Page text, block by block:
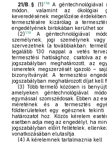
21/B. § (1) 118A géntechnológiával
módon, valamint az ökológiai
keveredésének megelőzése
termesztésére kizárólag a
engedélyének birtokában kerülhet sor.
(2) 119
A géntechnológiával
személynek, jogi személynek
szervezetnek (a továbbiakban:
legalább 130 nappal a vetés
termesztési hatósághoz, csatolva az
jogszabályban meghatározott, az
ismeretek megszerzését igazoló –
bizonyítványát. A termesztési
jogszabályban meghatározott díjat kell
(3) Több termelő közösen is
amelyeken géntechnológiával
egymással szomszédosak. Ebben az
méretének és a termesztés
földterületeket egy egésznek
határozatot hoz. Közös kérelem
esetben adja meg az engedélyt, ha
jogszabályban előírt feltételek,
vonatkozásában elutasítja.
(4) A kérelemnek tartalmaznia kell